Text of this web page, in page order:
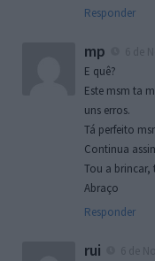
Responder
mp
E quê?
Este msm ta
uns erros.
Tá perfeito
Continua
Tou a brincar,
Abraço
Responder
rui